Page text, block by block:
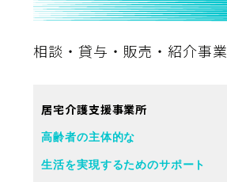
相談・貸与・販売・紹介事業
居宅介護支援事業所
高齢者の主体的な
生活を実現するためのサポート